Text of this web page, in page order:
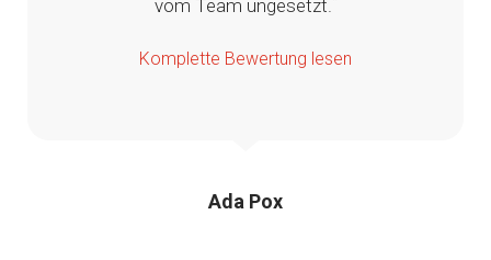
vom Team ungesetzt.
Komplette Bewertung lesen
Ada Pox